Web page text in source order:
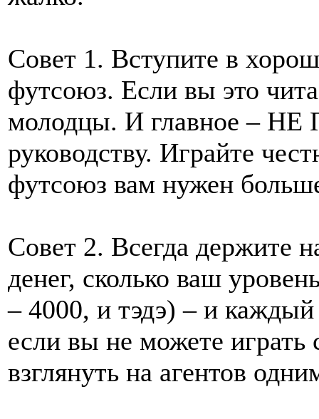
Совет 1. Вступите в
футсоюз. Если вы это
молодцы. И главное –
руководству. Играйте
футсоюз вам нужен
Совет 2. Всегда держите
денег, сколько ваш
– 4000, и тэдэ) – и
если вы не можете играть
взглянуть на агентов